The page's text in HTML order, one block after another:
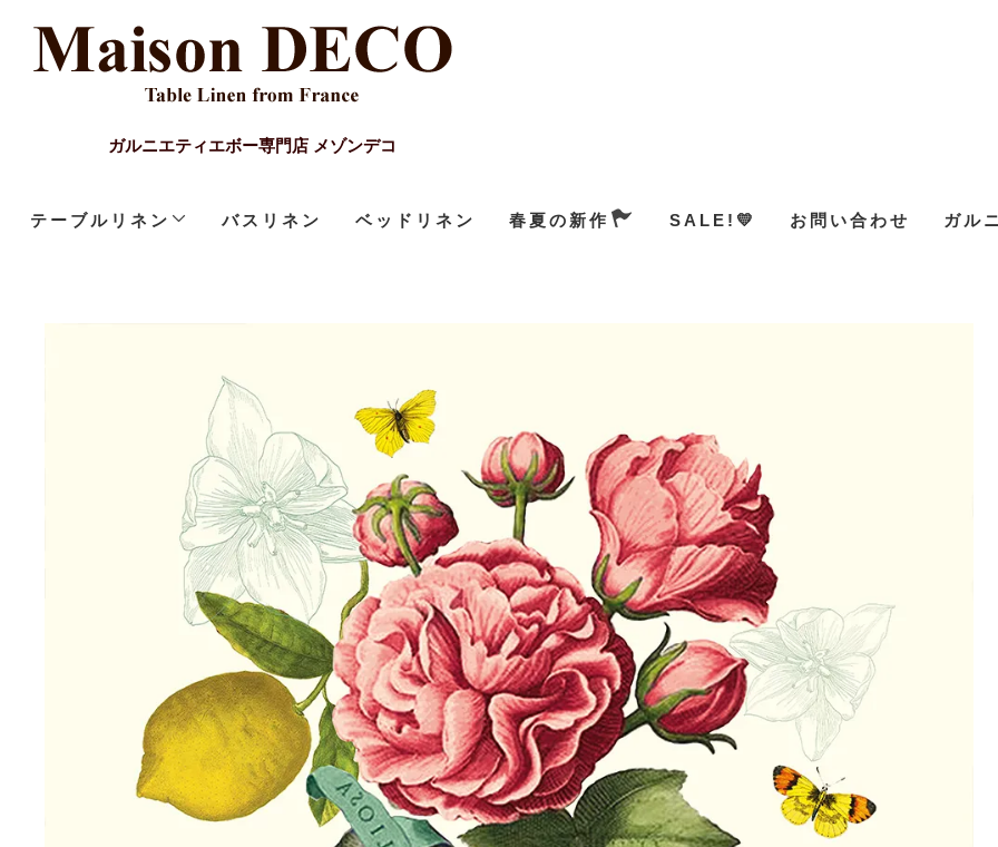
ガルニエティエボー専門店 メゾンデコ
テーブルリネン バスリネン ベッドリネン 春夏の新作 SALE!💛 お問い合わせ ガル